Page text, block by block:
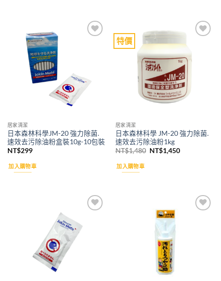
居家清潔
日本森林科學JM-20 強力除菌.
速效去污除油粉盒裝10g-10包裝
NT$299
加入購物車
特價
居家清潔
日本森林科學 JM-20 強力除菌.
速效去污除油粉1kg
NT$1,480 原
NT$1,450目
加入購物車
wishlist